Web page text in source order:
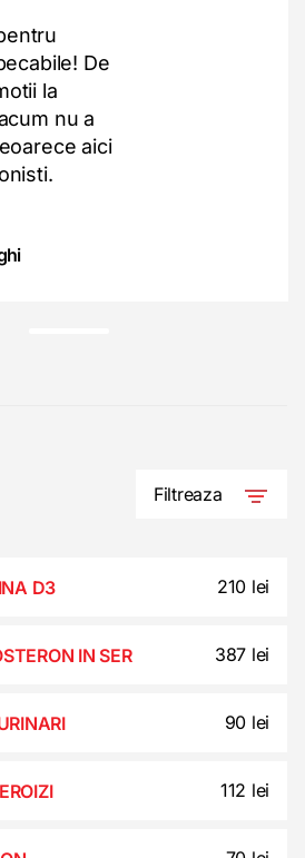
De
la
nu a
aici
Filtreaza
D3 210 lei
IN SER 387 lei
90 lei
112 lei